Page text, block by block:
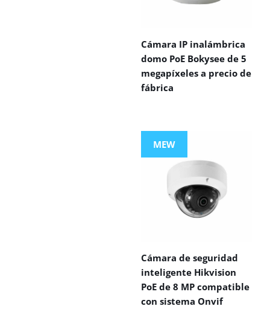
Cámara IP inalámbrica
domo PoE Bokysee de 5
megapíxeles a precio de
fábrica
MEW
Cámara de seguridad
inteligente Hikvision
PoE de 8 MP compatible
con sistema Onvif